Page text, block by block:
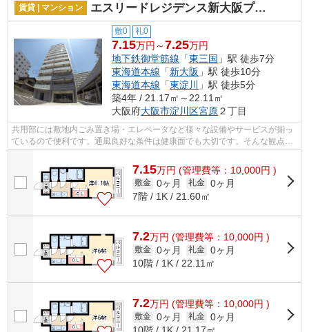
賃貸 | マンション エスリードレジデンス新大阪プライム
敷0 礼0
7.15万円～7.25万円
地下鉄御堂筋線 「東三国 」駅 徒歩7分
東海道本線 「新大阪 」駅 徒歩10分
東海道本線 「東淀川
」駅 徒歩5分
築4年 / 21.17㎡～22.11㎡
大阪府大阪市淀川区宮原２丁目
共用部には敷地内ごみ置き場・エレベータなど様々な設備やサービスが揃っ
ているので便利です。通風良好な条件は健康面でも大切です。そんな観点か
7.15万円 (管理費等：10,000円 )
敷金 0ヶ月 礼金 0ヶ月
7階 / 1K / 21.60㎡
7.2万円 (管理費等：10,000円 )
敷金 0ヶ月 礼金 0ヶ月
10階 / 1K / 22.11㎡
7.2万円 (管理費等：10,000円 )
敷金 0ヶ月 礼金 0ヶ月